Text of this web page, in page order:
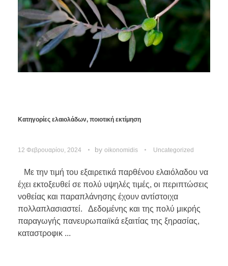
Κατηγορίες ελαιολάδων, ποιοτική εκτίμηση
12 Φεβρουαρίου, 2024 by oikonomidis Uncategorized
Με την τιμή του εξαιρετικά παρθένου ελαιόλαδου να
έχει εκτοξευθεί σε πολύ υψηλές τιμές, οι περιπτώσεις
νοθείας και παραπλάνησης έχουν αντίστοιχα
πολλαπλασιαστεί. Δεδομένης και της πολύ μικρής
παραγωγής πανευρωπαιϊκά εξαιτίας της ξηρασίας,
καταστροφικ ...